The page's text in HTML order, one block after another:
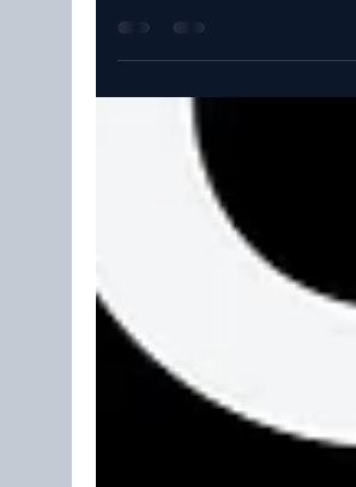
Engagement
Dans cette exploration des
PlayPlay, expert en édition
décrypte les évolutions...